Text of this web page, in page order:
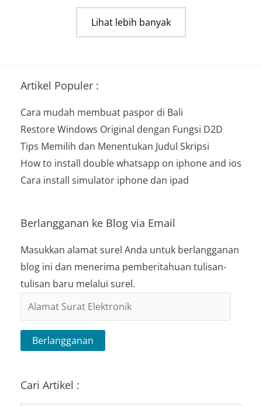
facebook
Lihat lebih banyak
Artikel Populer :
Cara mudah membuat paspor di Bali
Restore Windows Original dengan Fungsi D2D
Tips Memilih dan Menentukan Judul Skripsi
How to install double whatsapp on iphone and ios
Cara install simulator iphone dan ipad
Berlangganan ke Blog via Email
Masukkan alamat surel Anda untuk berlangganan
blog ini dan menerima pemberitahuan tulisan-
tulisan baru melalui surel.
Alamat
Surat
Elektronik
Berlangganan
Cari Artikel :